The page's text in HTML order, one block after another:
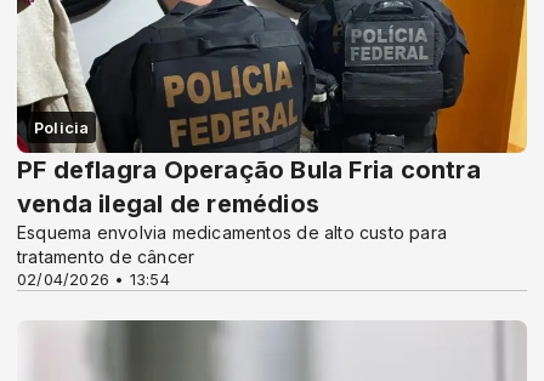
Policia
02/04/2026 • 13:54
PF deflagra Operação Bula Fria contra
venda ilegal de remédios
Esquema envolvia medicamentos de alto custo para
tratamento de câncer